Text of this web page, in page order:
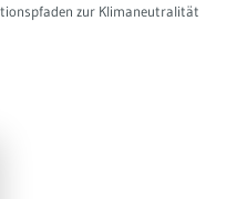
zur Klimaneutralität